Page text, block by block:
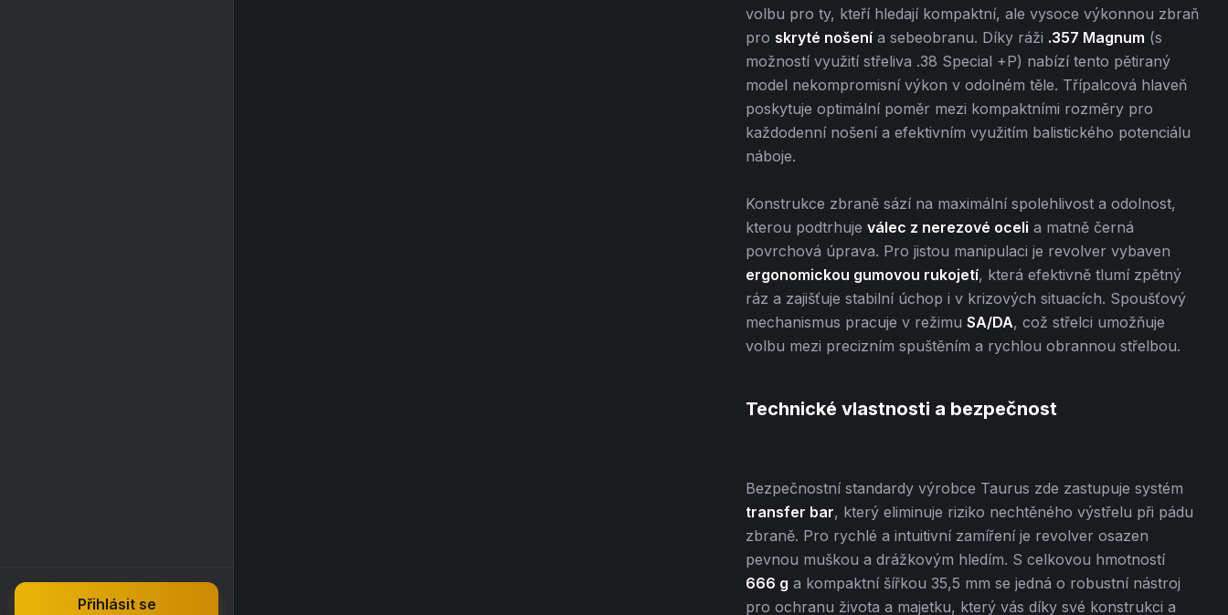
Přihlásit se
volbu pro ty, kteří hledají kompaktní, ale vysoce výkonnou zbraň
pro skryté nošení a sebeobranu. Díky ráži .357 Magnum (s
možností využití střeliva .38 Special +P) nabízí tento pětiraný
model nekompromisní výkon v odolném těle. Třípalcová hlaveň
poskytuje optimální poměr mezi kompaktními rozměry pro
každodenní nošení a efektivním využitím balistického potenciálu
náboje.
Konstrukce zbraně sází na maximální spolehlivost a odolnost,
kterou podtrhuje válec z nerezové oceli a matně černá
povrchová úprava. Pro jistou manipulaci je revolver vybaven
ergonomickou gumovou rukojetí, která efektivně tlumí zpětný
ráz a zajišťuje stabilní úchop i v krizových situacích. Spoušťový
mechanismus pracuje v režimu SA/DA, což střelci umožňuje
volbu mezi precizním spuštěním a rychlou obrannou střelbou.
Technické vlastnosti a bezpečnost
Bezpečnostní standardy výrobce Taurus zde zastupuje systém
transfer bar, který eliminuje riziko nechtěného výstřelu při pádu
zbraně. Pro rychlé a intuitivní zamíření je revolver osazen
pevnou muškou a drážkovým hledím. S celkovou hmotností
666 g a kompaktní šířkou 35,5 mm se jedná o robustní nástroj
pro ochranu života a majetku, který vás díky své konstrukci a